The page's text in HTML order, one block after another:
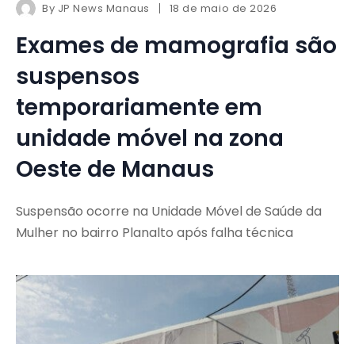
By JP News Manaus 18 de maio de 2026
Exames de mamografia são
suspensos
temporariamente em
unidade móvel na zona
Oeste de Manaus
Suspensão ocorre na Unidade Móvel de Saúde da
Mulher no bairro Planalto após falha técnica